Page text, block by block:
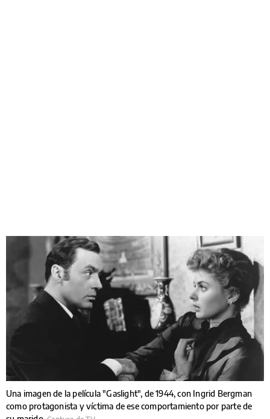
Una imagen de la película "Gaslight", de 1944, con Ingrid Bergman
como protagonista y víctima de ese comportamiento por parte de